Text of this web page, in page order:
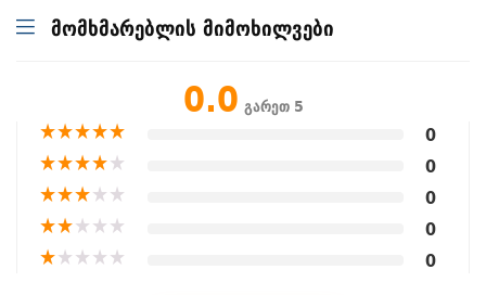
მომხმარებლის მიმოხილვები
0.0 გარეთ 5
★★★★★ 0
★★★★★ 0
★★★★★ 0
★★★★★ 0
★★★★★ 0